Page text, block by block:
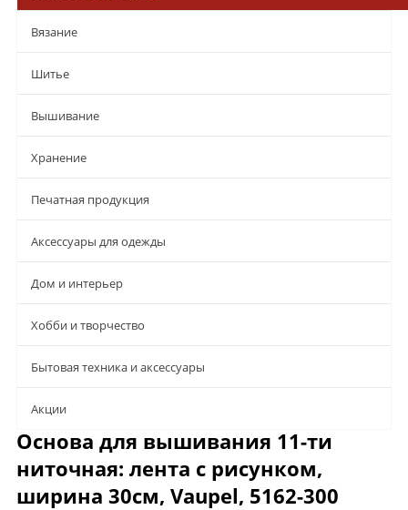
Вязание
Шитье
Вышивание
Хранение
Печатная продукция
Аксессуары для одежды
Дом и интерьер
Хобби и творчество
Бытовая техника и аксессуары
Aкции
Основа для вышивания 11-ти
ниточная: лента с рисунком,
ширина 30см, Vaupel, 5162-300